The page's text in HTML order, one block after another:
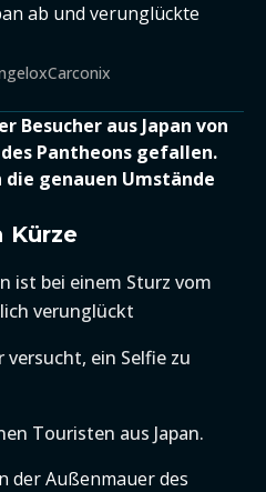
ab und verunglückte
Besucher aus Japan von
Pantheons gefallen.
genauen Umstände
Kürze
ist bei einem Sturz vom
verunglückt
ein Selfie zu
Touristen aus Japan.
der Außenmauer des